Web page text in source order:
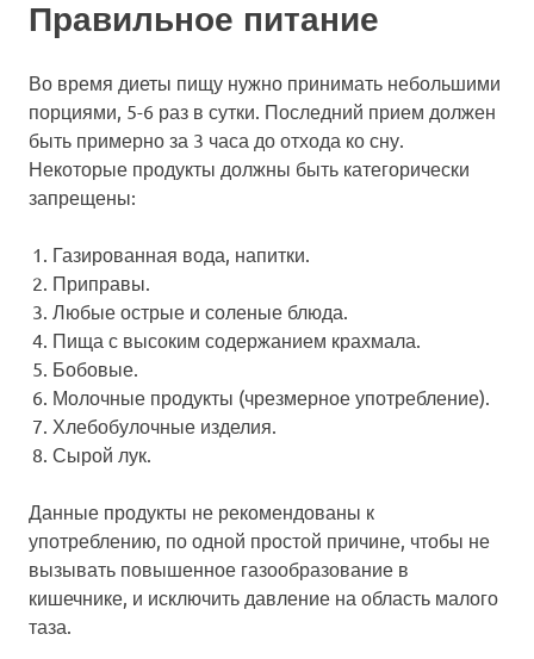
Правильное питание
Во время диеты пищу нужно принимать небольшими
порциями, 5-6 раз в сутки. Последний прием должен
быть примерно за 3 часа до отхода ко сну.
Некоторые продукты должны быть категорически
запрещены:
Газированная вода, напитки.
Приправы.
Любые острые и соленые блюда.
Пища с высоким содержанием крахмала.
Бобовые.
Молочные продукты (чрезмерное употребление).
Хлебобулочные изделия.
Сырой лук.
Данные продукты не рекомендованы к
употреблению, по одной простой причине, чтобы не
вызывать повышенное газообразование в
кишечнике, и исключить давление на область малого
таза.